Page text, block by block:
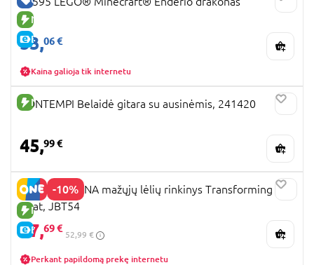
NAUJA PREKĖ
E-KAINA
53,06 €
Kaina galioja tik internetu
NAUJA PREKĖ
BONTEMPI Belaidė gitara su ausinėmis, 241420
45,99 €
-10%
NAUJA PREKĖ
E-KAINA
DISNEY MOANA mažųjų lėlių rinkinys Transforming
Boat, JBT54
47,69 €
52,99 €
Perkant papildomą prekę internetu